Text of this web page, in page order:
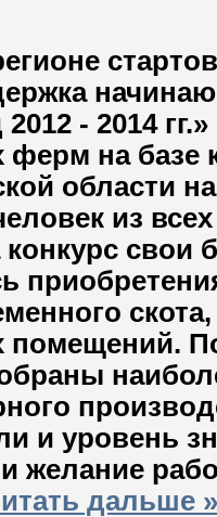
- 2014
ферм на базе
области
из
помещений.
и уровень
жела­ние
дальше »